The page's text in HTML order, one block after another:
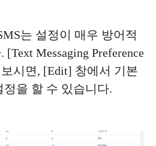
는 설정이 매우 방어적
Messaging Preference
시면, [Edit] 창에서 기본
을 할 수 있습니다.